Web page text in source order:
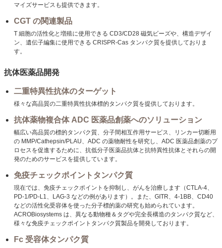
マイズサービスも提供できます。
CGT の関連製品
T 細胞の活性化と増殖に使用できる CD3/CD28 磁気ビーズや、構造デザイ
ン、遺伝子編集に使用できる CRISPR-Cas タンパク質を提供しておりま
す。
抗体医薬品開発
二重特異性抗体のターゲット
様々な高品質の二重特異性抗体標的タンパク質を提供しております。
抗体薬物複合体 ADC 医薬品創薬へのソリューション
幅広い高品質の標的タンパク質、分子間相互作用サービス、リンカー切断用
の MMP/Cathepsin/PLAU、ADC の薬物耐性を研究し、ADC 医薬品創薬のプ
ロセスを促進するために、抗低分子医薬品抗体と抗特異性抗体とそれらの開
発のためのサービスを提供しています。
免疫チェックポイントタンパク質
現在では、免疫チェックポイントを抑制し、がんを治療します（CTLA-4、
PD-1/PD-L1、LAG-3 などの例があります）。また、GITR、4-1BB、CD40
などの活性化受容体を使った分子標的薬の研究も始められています。
ACROBiosystems は、異なる動物種＆タグや完全長構造のタンパク質など、
様々な免疫チェックポイントタンパク質製品を開発しております。
Fc 受容体タンパク質